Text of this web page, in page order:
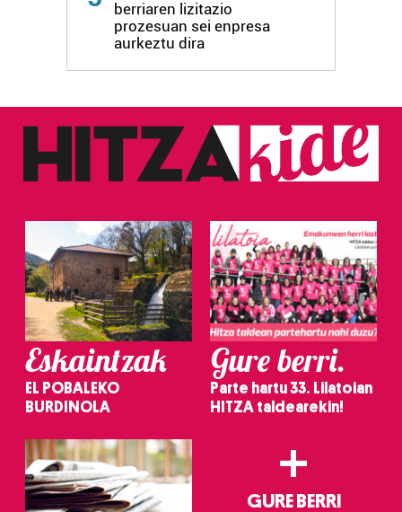
berriaren lizitazio
prozesuan sei enpresa
aurkeztu dira
Eskaintzak
EL POBALEKO
BURDINOLA
Gure berri.
Parte hartu 33. Lilatoian
HITZA taldearekin!
+
GURE BERRI